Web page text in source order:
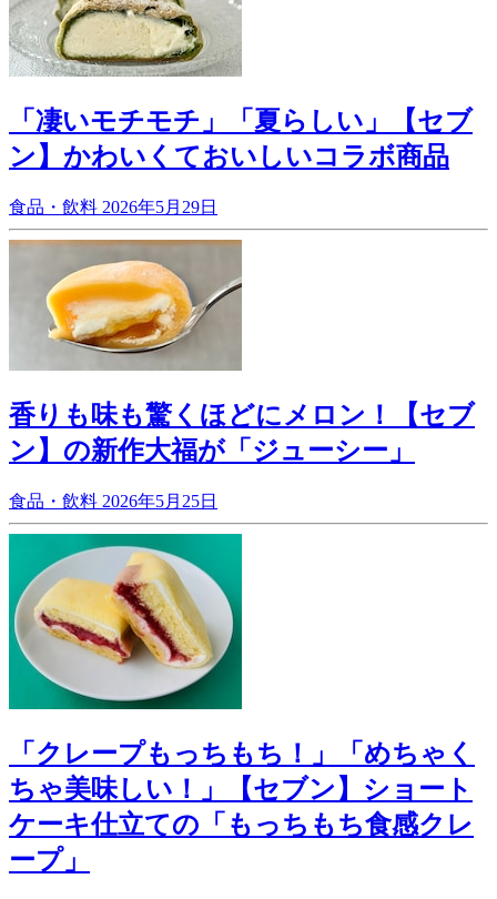
「凄いモチモチ」「夏らしい」【セブ
ン】かわいくておいしいコラボ商品
食品・飲料 2026年5月29日
香りも味も驚くほどにメロン！【セブ
ン】の新作大福が「ジューシー」
食品・飲料 2026年5月25日
「クレープもっちもち！」「めちゃく
ちゃ美味しい！」【セブン】ショート
ケーキ仕立ての「もっちもち食感クレ
ープ」